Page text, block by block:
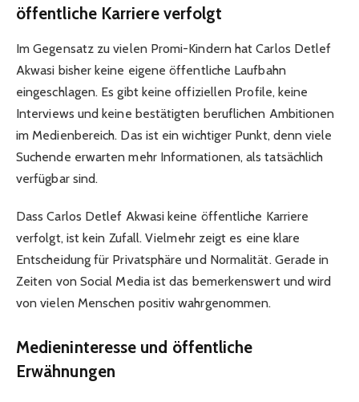
öffentliche Karriere verfolgt
Im Gegensatz zu vielen Promi-Kindern hat Carlos Detlef
Akwasi bisher keine eigene öffentliche Laufbahn
eingeschlagen. Es gibt keine offiziellen Profile, keine
Interviews und keine bestätigten beruflichen Ambitionen
im Medienbereich. Das ist ein wichtiger Punkt, denn viele
Suchende erwarten mehr Informationen, als tatsächlich
verfügbar sind.
Dass Carlos Detlef Akwasi keine öffentliche Karriere
verfolgt, ist kein Zufall. Vielmehr zeigt es eine klare
Entscheidung für Privatsphäre und Normalität. Gerade in
Zeiten von Social Media ist das bemerkenswert und wird
von vielen Menschen positiv wahrgenommen.
Medieninteresse und öffentliche
Erwähnungen